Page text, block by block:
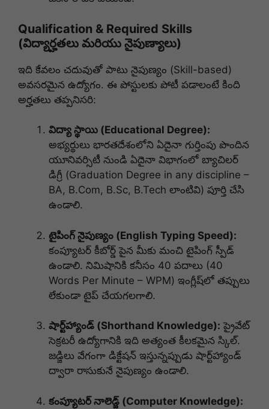
Qualification & Required Skills
(విద్యార్హతలు మరియు నైపుణ్యాలు)
ఇది కేవలం చదువుతో పాటు నైపుణ్యం (Skill-based)
అవసరమైన ఉద్యోగం. ఈ పోస్టులకు పోటీ పడాలంటే కింది
అర్హతలు తప్పనిసరి:
విద్యా స్థాయి (Educational Degree):
అభ్యర్థులు భారతదేశంలోని ఏదైనా గుర్తింపు పొందిన
యూనివర్సిటీ నుండి ఏదైనా విభాగంలో బ్యాచిలర్
డిగ్రీ (Graduation Degree in any discipline –
BA, B.Com, B.Sc, B.Tech లాంటివి) పూర్తి చేసి
ఉండాలి.
టైపింగ్ నైపుణ్యం (English Typing Speed):
కంప్యూటర్ కీబోర్డ్ పైన మీకు మంచి టైపింగ్ స్పీడ్
ఉండాలి. నిమిషానికి కనీసం 40 పదాలు (40
Words Per Minute – WPM) ఇంగ్లీష్‌లో తప్పులు
లేకుండా టైప్ చేయగలగాలి.
షార్ట్‌హ్యాండ్ (Shorthand Knowledge): ప్రైవేట్
సెక్రటరీ ఉద్యోగానికి ఇది అత్యంత కీలకమైన స్కిల్.
జడ్జిలు వేగంగా డిక్టేషన్ ఇస్తున్నప్పుడు షార్ట్‌హ్యాండ్
ద్వారా రాసుకునే నైపుణ్యం ఉండాలి.
కంప్యూటర్ నాలెడ్జ్ (Computer Knowledge):